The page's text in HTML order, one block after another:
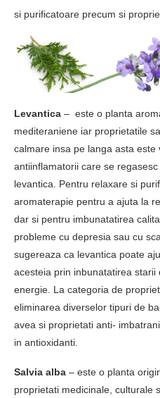
si purificatoare precum si
Levantica – este o planta
mediteraniene iar proprietatile
calmare insa pe langa asta
antiinflamatorii care se
levantica. Pentru relaxare si
aromaterapie pentru a ajuta la
dar si pentru imbunatatirea
probleme cu depresia sau cu
sugereaza ca levantica poate
acesteia prin inbunatatirea starii
energie. La categoria de
eliminarea diverselor tipuri de
avea si proprietati anti-
in antioxidanti.
Salvia alba – este o planta
proprietati medicinale, culturale